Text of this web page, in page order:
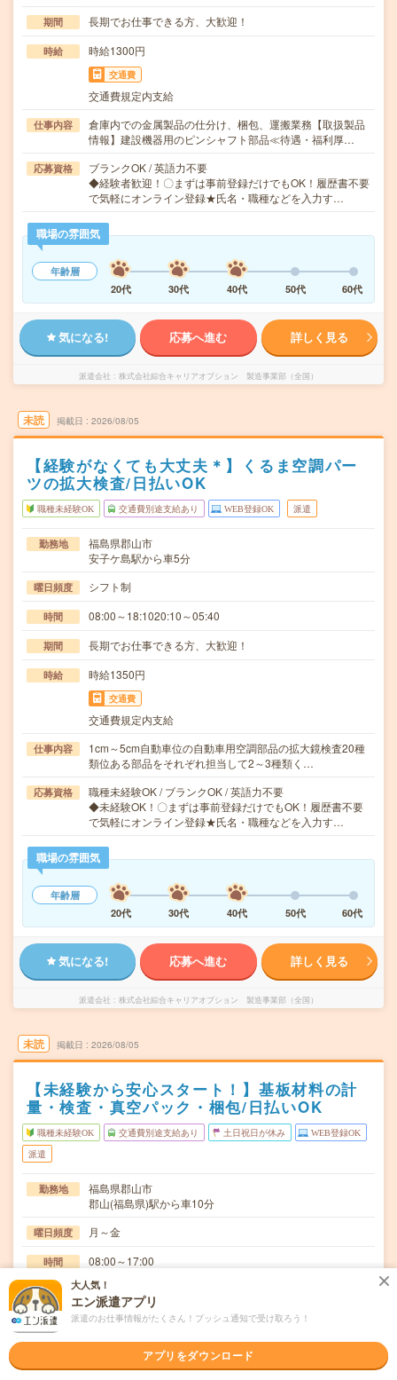
期間 長期でお仕事できる方、大歓迎！
時給 時給1300円
交通費
交通費規定内支給
仕事内容
倉庫内での金属製品の仕分け、梱包、運搬業務【取扱製品
情報】建設機器用のピンシャフト部品≪待遇・福利厚…
応募資格
ブランクOK / 英語力不要
◆経験者歓迎！〇まずは事前登録だけでもOK！履歴書不要
で気軽にオンライン登録★氏名・職種などを入力す…
職場の雰囲気
年齢層
20代
30代 40代 50代 60代
気になる! 応募へ進む 詳しく見る
派遣会社 株式会社綜合キャリアオプション 製造事業部（全国）
未読 掲載日 2026/08/05
【経験がなくても大丈夫＊】くるま空調パー
ツの拡大検査/日払いOK
職種未経験OK 交通費別途支給あり WEB登録OK 派遣
勤務地
福島県郡山市
安子ケ島駅から車5分
曜日頻度 シフト制
時間 08:00～18:1020:10～05:40
期間 長期でお仕事できる方、大歓迎！
時給 時給1350円
交通費
交通費規定内支給
仕事内容
1cm～5cm自動車位の自動車用空調部品の拡大鏡検査20種
類位ある部品をそれぞれ担当して2～3種類く…
応募資格
職種未経験OK / ブランクOK / 英語力不要
◆未経験OK！〇まずは事前登録だけでもOK！履歴書不要
で気軽にオンライン登録★氏名・職種などを入力す…
職場の雰囲気
年齢層
20代
30代 40代 50代 60代
気になる! 応募へ進む 詳しく見る
派遣会社 株式会社綜合キャリアオプション 製造事業部（全国）
未読 掲載日 2026/08/05
【未経験から安心スタート！】基板材料の計
量・検査・真空パック・梱包/日払いOK
職種未経験OK 交通費別途支給あり 土日祝日が休み WEB登録OK
派遣
勤務地
福島県郡山市
郡山(福島県)駅から車10分
曜日頻度 月～金
時間 08:00～17:00
期間 長期でお仕事できる方、大歓迎！
時給 時給1130円
交通費
交通費規定内支給
大人気！
エン派遣アプリ
派遣のお仕事情報がたくさん！プッシュ通知で受け取ろう！
アプリをダウンロード